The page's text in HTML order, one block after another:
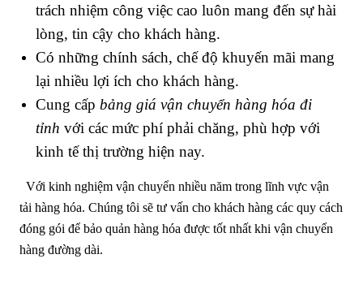
trách nhiệm công việc cao luôn mang đến sự hài
lòng, tin cậy cho khách hàng.
Có những chính sách, chế độ khuyến mãi mang
lại nhiều lợi ích cho khách hàng.
Cung cấp bảng giá vận chuyển hàng hóa đi
tỉnh với các mức phí phải chăng, phù hợp với
kinh tế thị trường hiện nay.
Với kinh nghiệm vận chuyển nhiều năm trong lĩnh vực vận
tải hàng hóa. Chúng tôi sẽ tư vấn cho khách hàng các quy cách
đóng gói để bảo quản hàng hóa được tốt nhất khi vận chuyển
hàng đường dài.